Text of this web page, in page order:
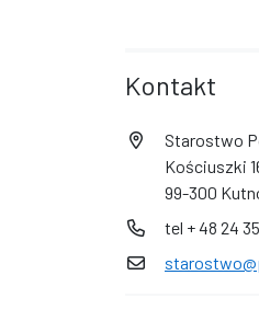
Kontakt
Starostwo
Kościuszki
99-300
tel + 48 24